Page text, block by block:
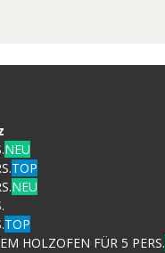
NEU
TOP
NEU
TOP
HOLZOFEN FÜR 5 PERS.